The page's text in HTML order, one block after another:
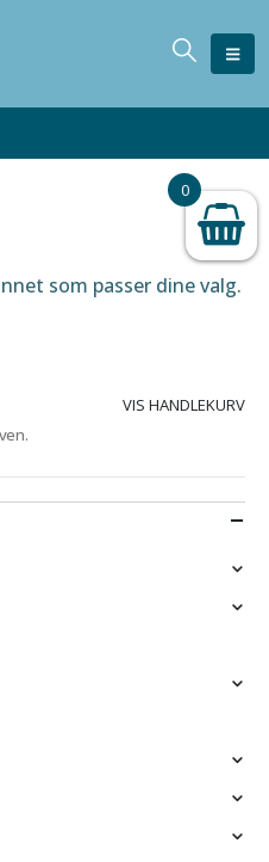
som passer dine valg.
VIS HANDLEKURV
0